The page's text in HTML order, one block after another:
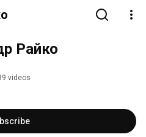
Райко
videos